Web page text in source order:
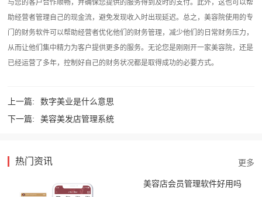
与您的客户合作顺畅，并确保您提供的服务得到及时的支付。此外，这也可以帮
助经营者管理自己的现金流，避免发现收入时出现延迟。总之，美容院使用的专
门的财务软件可以帮助经营者优化他们的财务管理，减少他们的日常财务压力，
从而让他们集中精力为客户提供更多的服务。无论您是刚刚开一家美容院，还是
已经运营了多年，控制好自己的财务状况都是取得成功的必要方式。‍
上一篇:
数字美业是什么意思
下一篇:
美容美发店管理系统
热门资讯
美容店会员管理软件好用吗